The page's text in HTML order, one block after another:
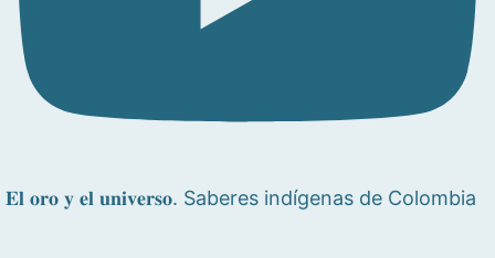
𝐄𝐥 𝐨𝐫𝐨 𝐲 𝐞𝐥 𝐮𝐧𝐢𝐯𝐞𝐫𝐬𝐨. Saberes indígenas de Colombia